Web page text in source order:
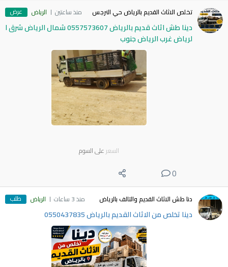
تخلص الاثاث القديم بالرياض حي النرجس منذ ساعتين الرياض عرض
دينا طش اثاث قديم بالرياض 0557573607 شمال الرياض شرق ا
لرياض غرب الرياض جنوب
السعر على السوم
0
دنا طش الاثاث القديم والتالف بالرياض منذ 3 ساعات الرياض طلب
دينا تخلص من الاثاث القديم بالرياض 0550437835